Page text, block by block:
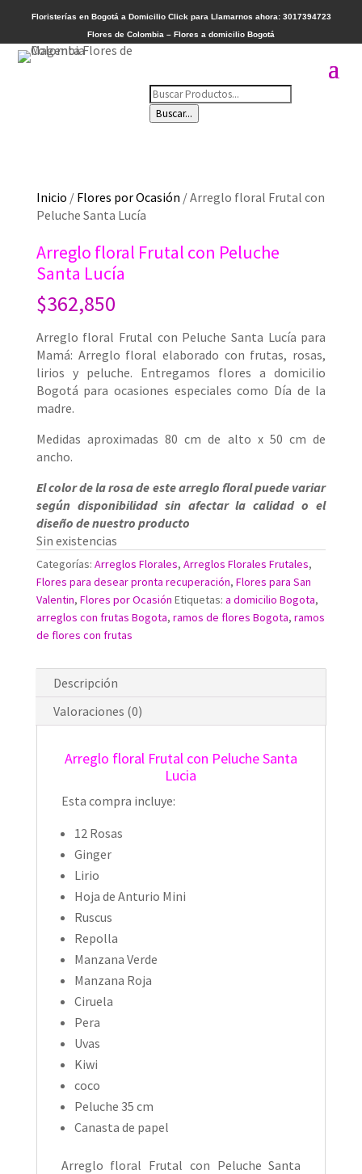
Floristerías en Bogotá a Domicilio Click para Llamarnos ahora: 3017394723
Flores de Colombia – Flores a domicilio Bogotá
Búsqueda
de
productos
Buscar...
Inicio / Flores por Ocasión / Arreglo floral Frutal con
Peluche Santa Lucía
Arreglo floral Frutal con Peluche
Santa Lucía
$362,850
Arreglo floral Frutal con Peluche Santa Lucía para
Mamá: Arreglo floral elaborado con frutas, rosas,
lirios y peluche. Entregamos flores a domicilio
Bogotá para ocasiones especiales como Día de la
madre.
Medidas aproximadas 80 cm de alto x 50 cm de
ancho.
El color de la rosa de este arreglo floral puede variar
según disponibilidad sin afectar la calidad o el
diseño de nuestro producto
Sin existencias
Categorías: Arreglos Florales, Arreglos Florales Frutales,
Flores para desear pronta recuperación, Flores para San
Valentin, Flores por Ocasión Etiquetas: a domicilio Bogota,
arreglos con frutas Bogota, ramos de flores Bogota, ramos
de flores con frutas
Descripción
Valoraciones (0)
Arreglo floral Frutal con Peluche Santa
Lucia
Esta compra incluye:
12 Rosas
Ginger
Lirio
Hoja de Anturio Mini
Ruscus
Repolla
Manzana Verde
Manzana Roja
Ciruela
Pera
Uvas
Kiwi
coco
Peluche 35 cm
Canasta de papel
Arreglo floral Frutal con Peluche Santa